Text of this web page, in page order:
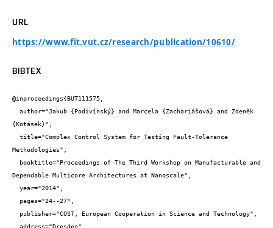
URL
https://www.fit.vut.cz/research/publication/10610/
BIBTEX
@inproceedings{BUT111575,
{Kotásek}",
Methodologies",
Dependable Multicore Architectures at Nanoscale",